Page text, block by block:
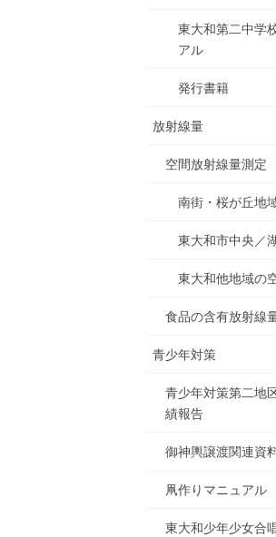
東大和第二中学
アル
発行書籍
放射線量
空間放射線量測定
南街・桜が丘地
東大和市中央／
東大和他地域の
食品の含有放射線
青少年対策
青少年対策第二地
績報告
御神輿譲渡関連資
凧作りマニュアル
東大和少年少女合